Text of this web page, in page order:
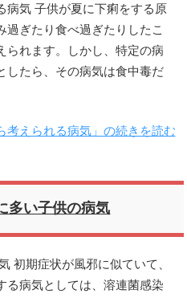
病気 子供が夏に下痢をする原
過ぎたり食べ過ぎたりしたこ
られます。しかし、特定の病
したら、その病気は食中毒だ
考えられる病気」の続きを読む
多い子供の病気
初期症状が風邪に似ていて、
る病気としては、溶連菌感染